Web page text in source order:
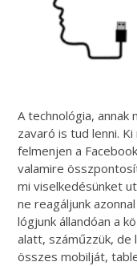
A technológia,
zavaró is tud lenni.
felmenjen a
valamire
mi viselkedésünket
ne reagáljunk
lógjunk állandóan a
alatt, száműzzük, de
összes mobilját,